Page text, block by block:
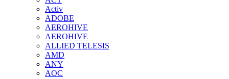
Activ
ADOBE
AEROHIVE
AEROHIVE
ALLIED TELESIS
AMD
ANY
AOC